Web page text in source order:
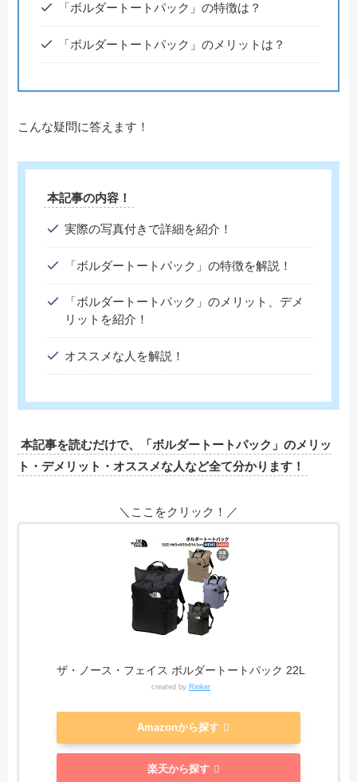
「ボルダートートパック」の特徴は？
「ボルダートートパック」のメリットは？
こんな疑問に答えます！
本記事の内容！
実際の写真付きで詳細を紹介！
「ボルダートートパック」の特徴を解説！
「ボルダートートパック」のメリット、デメ
リットを紹介！
オススメな人を解説！
本記事を読むだけで、「ボルダートートパック」のメリッ
ト・デメリット・オススメな人など全て分かります！
＼ここをクリック！／
ザ・ノース・フェイス ボルダートートパック 22L
created by Rinker
Amazonから探す
楽天から探す